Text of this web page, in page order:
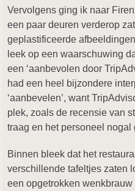
Vervolgens ging ik naar
een paar deuren verderop
geplastificeerde
leek op een waarschuwing
een ‘aanbevolen door
had een heel bijzondere
‘aanbevelen’, want
plek, zoals de recensie van
traag en het personeel nogal
Binnen bleek dat het
verschillende tafeltjes zaten
een opgetrokken